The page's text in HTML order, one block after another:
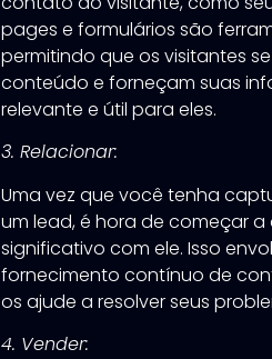
pages e formulários são
permitindo que os visitantes
conteúdo e forneçam suas
relevante e útil para eles.
3. Relacionar:
Uma vez que você tenha
um lead, é hora de começar
significativo com ele. Isso
fornecimento contínuo de
os ajude a resolver seus
4. Vender: